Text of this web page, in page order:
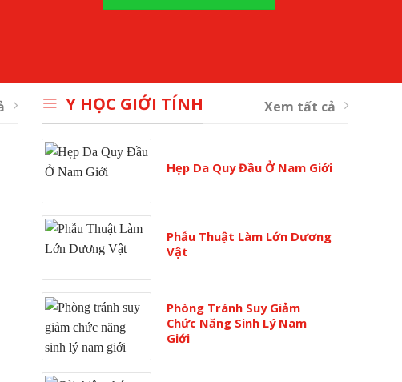
Y HỌC GIỚI TÍNH Xem tất cả
Hẹp Da Quy Đầu Ở Nam Giới
Phẫu Thuật Làm Lớn Dương
Vật
Phòng Tránh Suy Giảm
Chức Năng Sinh Lý Nam
Giới